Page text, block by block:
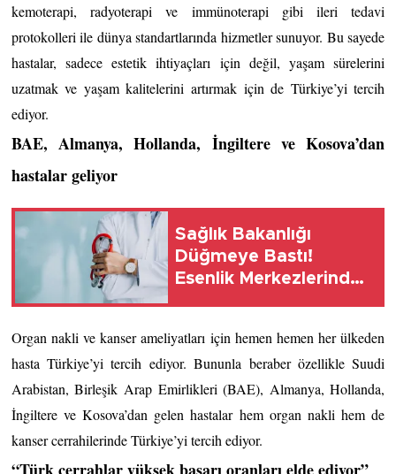
kemoterapi, radyoterapi ve immünoterapi gibi ileri tedavi
protokolleri ile dünya standartlarında hizmetler sunuyor. Bu sayede
hastalar, sadece estetik ihtiyaçları için değil, yaşam sürelerini
uzatmak ve yaşam kalitelerini artırmak için de Türkiye’yi tercih
ediyor.
BAE, Almanya, Hollanda, İngiltere ve Kosova’dan
hastalar geliyor
Sağlık Bakanlığı
Düğmeye Bastı!
Esenlik Merkezlerinde
Organ nakli ve kanser ameliyatları için hemen hemen her ülkeden
hasta Türkiye’yi tercih ediyor. Bununla beraber özellikle Suudi
Arabistan, Birleşik Arap Emirlikleri (BAE), Almanya, Hollanda,
İngiltere ve Kosova’dan gelen hastalar hem organ nakli hem de
kanser cerrahilerinde Türkiye’yi tercih ediyor.